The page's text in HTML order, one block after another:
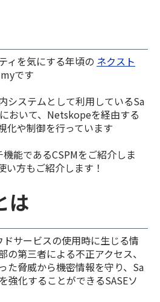
ィを気にする年頃の ネクスト
です
システムとして利用しているSa
おいて、Netskopeを経由する
化や制御を行っています
能であるCSPMをご紹介しま
い方もご紹介します！
は
サービスの使用時に生じる情
の第三者による不正アクセス、
た脅威から機密情報を守り、Sa
強化することができるSASEソ